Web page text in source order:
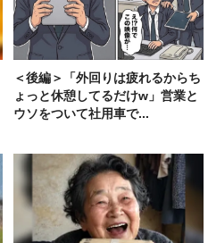
＜後編＞「外回りは疲れるからち
ょっと休憩してるだけw」営業と
ウソをついて社用車で...